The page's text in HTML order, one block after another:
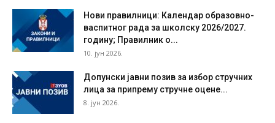
Нови правилници: Календар образовно-
васпитног рада за школску 2026/2027.
годину; Правилник о...
10. јун 2026.
Допунски јавни позив за избор стручних
лица за припрему стручне оцене...
8. јун 2026.